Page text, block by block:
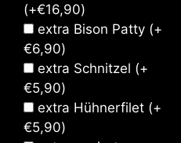
(+€16,90)
extra Bison Patty (+
€6,90)
extra Schnitzel (+
€5,90)
extra Hühnerfilet (+
€5,90)